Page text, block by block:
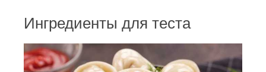
Ингредиенты для теста